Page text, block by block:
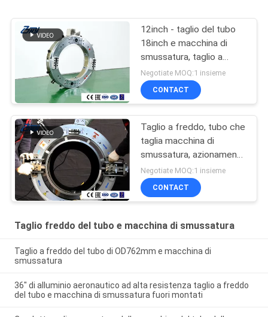
12inch - taglio del tubo
18inch e macchina di
smussatura, taglio a
freddo, taglio del tubo
18inch, smussatura del
tubo 18inch
Negotiate MOQ:1 insieme
CONTACT
Taglio a freddo, tubo che
taglia macchina di
smussatura, azionamento
portatile e elettrico
Negotiate MOQ:1 insieme
CONTACT
Taglio freddo del tubo e macchina di smussatura
Taglio a freddo del tubo di OD762mm e macchina di
smussatura
36" di alluminio aeronautico ad alta resistenza taglio a freddo
del tubo e macchina di smussatura fuori montati